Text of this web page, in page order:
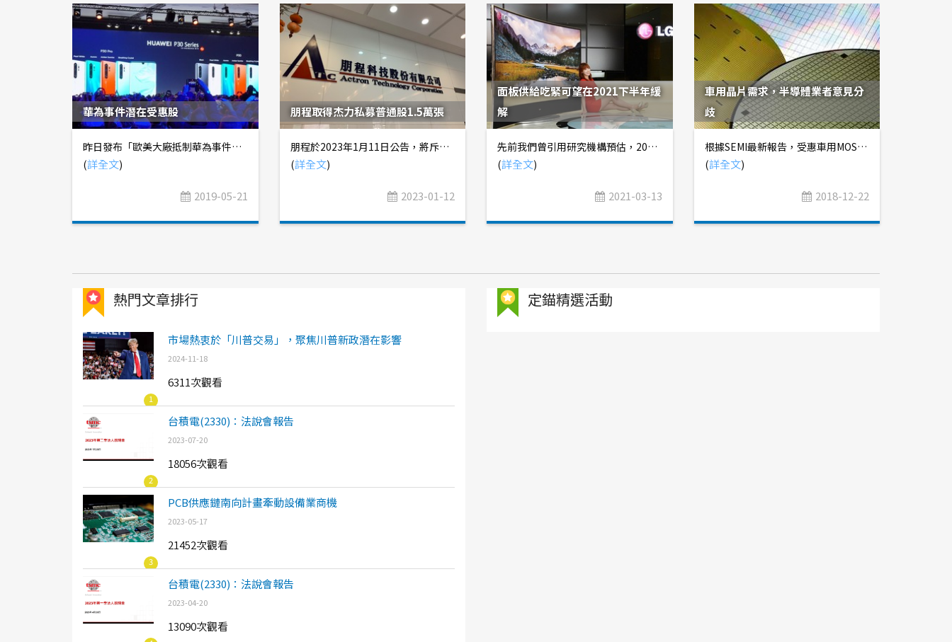
華為事件潛在受惠股
昨日發布「歐美大廠抵制華為事件評估」，獲得許多FB粉絲團、LINE群轉發，許多讀者私訊我們，表示對定錨的專業分析感到驚豔。今日我們來更深一層思考，若歐美大廠抵制華為，華為勢必要尋找備援方案，有沒有潛在受惠者？ 一、射頻元件 正如我們昨日在報告內提及，華為光通訊、無線基地台事業受創最深，很難找到備援方案，但在智慧型手機事業，只要能克服軟體、射頻元件、晶圓代工三大關鍵問題，仍有機會能站穩市佔率。 由於華為在中國境內銷售的手機，原本就不能使用Google的服務，既有的Android系統是採買斷模式也不受影響，而無法使用最新版Android系統，對消費者而言並不是什麼嚴重的問題。另一方面，晶圓代工領導廠商台積電也表示將繼續提供華為服務，雖然不排除未來受到美國政府壓力而轉向，但目前為止還不是問題。 因此，就目前已知資訊來看，最困難的問題可能是在射頻元件，但事實上，這也不是完全找不到備援方案。 LTE前端射頻模組(RF-FEM)主要包括PA、Switch、LNA三大模塊，台系IC設計業者立積擁有LTE Switch、LNA設計能力，聯發科旗下絡達擁有LTE PA設計能力，很可能會是本次抵制華為事件的潛在受惠者。當然，潛在受惠者的定義，是「有機會」、「沒把握」，在實際接到訂單以前，都只是想像空間。 立積是一家以Wi-Fi RF-FEM為核心產品的公司，同時也是華為Wi-Fi RF-FEM的供應商，公司在2015年3月、2016年4月陸續發表LTE Switch、LTE LNA並成功導入量產，2017年LTE LNA正式切入華為供應鏈，2018年LTE Switch以價格策略搶下華為訂單。若未來三大射頻元件廠商Skyworks、Qorvo、Broadcom都停止向華為供貨，海思在短期內也尚未掌握射頻元件設計能力，立積是華為唯一的選擇。 二、智慧型手機處理器 目前華為旗艦機種都是採用自家海思設計的麒麟系列處理器，中高階機種採用Qualcomm Snapdragon 700系列處理器，低階機種採用聯發科Helio P系列處理器，若Qualcomm停止向華為供貨，則聯發科的晶片有機會取得部份中高階機種的訂單。然而，雖然聯發科在5G前端射頻模組投入不少資源，但還是沒有較具競爭力的產品，這方面可能幫不上忙。 此外，ARM宣布加入抵制行列，儘管現有的處理器架構授權都是採買斷的方式，不會受到影響，但未來華為處理器架構升級會是很大的問題。要解決這個困境有兩種方式，一種是改變IP授權來源，另一種是向沒有被ARM禁止授權的公司購買處理器，前者是晶心科，後者是聯發科。 三、Wi-Fi基頻 目前華為手機Wi-Fi基頻晶片大多採用Broadcom的解決方案，但Broadcom已宣布加入抵制行列，未來華為可以轉向聯發科(旗下雷凌)、瑞昱購買Wi-Fi基頻晶片，其中聯發科的產品效能表現優於瑞昱。此外，Wi-Fi基頻晶片也需要RF-FEM搭配，由於Skyworks、Qorvo、Broadcom可能都會停止供貨，又回到第一段提到的立積。 四、濾波器 在高頻BAW濾波器，幾乎由Broadcom、Qorvo壟斷市場，很難找到備援方案；但中低頻SAW濾波器，台系石英元件廠台嘉碩在2016年入股韓國Sawnics公司，本身就是華為SAW濾波器供應商之一，若Skyworks、TDK......等業者停止向華為供貨，Sawnics必然是華為會考慮的選項之一。 然而，雖然台嘉碩過去曾量產過BAW濾波器，為客戶代工，但BAW濾波器的製程難度遠高於SAW濾波器，目前該產線已停止運作，因此對於5G手機所需BAW濾波器，台嘉碩目前暫無製造能力。 各位讀者要留意的是，這些潛在受惠者，在國際市場上的競爭之所以落後競爭對手，意味著他們的產品競爭力較為不足，只是在華為無法向國際大廠拿到料源的情況下，「有機會」被納入考量的潛在名單，並不表示華為一定會向這些廠商下單。此外，立積、台嘉碩的營運近況並不好，雖然市場近期可能會炒作轉單題材，但如果要買進，還是要多留意投資風險。 另外，要留意市場傳言聯發科將停止向華為供應晶片(參考新聞)，若此事為真，則前述分析關於聯發科的部份都會無法實現。
(詳全文)
2019-05-21
朋程取得杰力私募普通股1.5萬張
朋程於2023年1月11日公告，將斥資14.92億元，以每股99.45元，認購杰力私募普通股1.5萬張，持股比例達29.49%，超越華碩，成為最大股東。 朋程目前主力產品為燃油車發電機整流二極體(STD)，近年因燃油車碳排法規漸趨嚴格，公司也開發出能源轉換效率更好的高效能二極體(LLD)、超高效能二極體(ULLD)，目前STD全球市佔率約60%，LLD、ULLD全球市佔率約70~80%，預估2022年STD、LLD、ULLD出貨量分別達2.1~2.2億顆、6,500萬顆、150萬顆，2023年出貨量將分別達1.9~2.0億顆、7,500萬顆、380萬顆。 【圖一】朋程產品別營收結構 然而，近年全球電動車市場蓬勃發展，持續侵蝕燃油車市場，朋程也積極投入研發，推出48V MOSFET模組、IGBT模組、碳化矽功率模組產品，切入電動車市場。 1. 48V MOSFET模組：應用於電動車啟停系統，但2022年出貨量僅約8萬套，營收佔比約5~6%(詳見【圖一】。此外，公司尚未推出具競爭力的MOSFET晶片，只能採用外購晶片，再自行封裝成模組，導致成本結構不佳，毛利率低於公司平均值。 2. IGBT模組：IGBT於2021年9月首次送樣客戶端進行認證，原訂目標2022年底至少一家客戶導入量產，但進度一再遞延，目前生產線已完備，等待客戶進行驗證，預計2023下半年將少量出貨，初期採用外購晶片，且尚未達到規模經濟效益，毛利率將低於公司平均值。 3. 碳化矽功率模組：主要替日系客戶代工，用於工控領域，目前僅少量出貨，預計下一代改款後才會逐步放量。此外，公司也積極爭取碳化矽功率模組切入車用充電樁，預計2023Q2送樣客戶端進行認證，尚未有明確出貨時程，將積極與客戶洽談2025年以後主流規格的產品。 綜合以上資訊，朋程目前切入電動車市場最大的難題，在於過去只有二極體元件的經驗，對於電動車市場採用的MOSFET、IGBT，公司並沒有足夠的技術能力，只能採用外購晶片，導致毛利率不佳。 杰力則是專業MOSFET設計公司，主力產品為消費性MOSFET，用於NB、Motherboard、Server......等領域，近期積極開發40~200V低壓車用MOSFET，目前已推出產品，期盼能取得車廠認證，切入供應鏈。然而，車廠認證往往需要很長一段時間，尤其是完全沒有出貨實績的廠商，就算取得認證，初期也只會分配到極少量的訂單。 未來雙方合作後，可望提升朋程在MOSFET產品的競爭力，加快導入自製晶片的時程，而杰力也可透過朋程與車廠長期經營的關係，縮短認證期，切入車用供應鏈。
(詳全文)
2023-01-12
面板供給吃緊可望在2021下半年緩
解
先前我們曾引用研究機構預估，2020Q3面板報價上漲30~40%，2020Q4持續上漲10~15%，2021Q1持平至微幅上漲(詳見2020年6月29日發佈「大尺寸面板報價止跌，TV去庫存近尾聲」)；但實際上，面板報價走勢比預期中更強勁，以55吋TV面板為例，2020Q4漲幅達17.4%，2021Q1至今為止漲幅已達12.6%(詳見【圖一】)，且預計2021Q2將維持漲價趨勢，同時Monitor、NB面板也持續漲價(詳見【圖二】、【圖三】)。 【圖一】55吋TV面板報價走勢 【圖二】23.6吋Monitor面板報價走勢 【圖三】14吋Monitor面板報價走勢 原先認為，韓系業者退出市場，導致面板供需結構獲得改善，將帶動報價上漲；實際上，看到面板報價漲勢凶猛，韓系業者不斷延後退場時間表(參考新聞)，卻沒有影響面板報價持續上漲的趨勢，主要原因是關鍵零組件缺料、交期一再延長，尤其是玻璃基板、偏光板、顯示驅動晶片(DDI)，導致面板業者出貨量受到限制，限縮供給面。因此，定錨認為，這波面板報價上漲的循環，須觀察關鍵零組件的缺料問題，來判斷趨勢何時會結束。 2020年底以來，全球前三大玻璃基板供應商 ── 康寧(Corning)、日本電氣硝子(NEG)、日本旭硝子(AGC)陸續傳出設備故障、停電熔爐、爆炸......等意外，需要3~6個月時間檢修復工，嚴重影響2021上半年玻璃基板的供給。然研調機構預估，隨著玻璃基板供應商產能逐漸恢復正常，最快在2021下半年，玻璃基板供給吃緊的情況可望獲得緩解。 【圖四】全球玻璃基板供需結構預估 偏光板市場過去由日、韓業者主導，前三大供應商分別是LG Chemical、日東(Nitto)、住友(Sumitomo)，台系明基材、誠美材緊追在後。2020年陸資杉杉集團向LG Chemical收購旗下偏光板事業，躍居全球龍頭，且誠美材在前次昆山廠增資案中失利，正式失去主導權，偏光板市場結構轉變，陸系業者合計市佔率突破40%。受到杉杉集團與LG Chemical的交易案影響，LG Chemical的擴產計畫一再遞延，導致2021年全球偏光板供給端幾乎沒有新增產能，但2021下半年陸商盛波光電新產能即將投產，且杉杉集團完成收購後，也有意將處於停產狀態的韓國廠產能搬往中國境內恢復生產，可望緩解供給吃緊的問題。 目前看起來，供給問題較難解決的還是在顯示驅動晶片，除了聯詠、天鈺有集團產能支援以外，其餘業者都很難獲得充足的產能供應，甚至因晶圓代工業者配合政府政策優先供應車用晶片客戶，原本已經非常吃緊的產能又被砍單。值得留意的是，力晶集團旗下的晶合集成蘇州新廠投產時間遞延至2021Q2，經過1~2個季度的產能爬坡(ramp up)階段，預期2021Q4進入穩定量產，屆時有可能緩解顯示驅動晶片產能吃緊的問題。 總結來說，定錨認為，面板報價在2021Q2將延續漲勢，幅度達10~15%；2021Q3漲勢可能會稍微趨緩，幅度達single-digit；2021Q4能否持續漲價，或是面臨景氣反轉，須觀察顯示驅動晶片的供給狀況，以及面板廠本身的庫存水位。 2021/5/24更新 Witsview公告2021年5月面板報價，TV面板平均漲幅約2.2~4.8%，Monitor面板平均漲幅約3.3~6.5%，NB面板平均漲幅約5.2~7.1%。定錨預估，2021Q2平均漲幅從10~15%上修至15~20%，反映2021年4、5月報價漲幅優於預期。 近期康寧位於武漢的G10.5玻璃基板廠已完工，就近供應京東方G10.5面板廠所需，而位於廣州的玻璃基板新廠也可望在2021年9月開始投產，就近供應夏普(Sharp)廣州廠所需，玻璃基板缺料情況可望大幅改善。儘管顯示驅動晶片(DDI)供給仍舊吃緊，但2021下半年可望獲得初步緩解，有利面板廠在2021下半年出貨量提升。 中國面板廠雖沒有繼續建造新廠房，但仍在既有廠房中擴充產線(參考新聞)，這些新增產能佔全球面板總產能約11%，將在2021下半年開始陸續開出，並在2022~2023年達到擴產高峰。 先前在本篇報告中提到，2021下半年面板報價有可能反轉，這項觀點至今沒有改變，且2022年報價持續下跌的機率較高。台系面板廠友達、群創，在2021Q2~Q3業績將維持高檔，但2021Q4業績有可能價跌、量增，2022年業績有衰退風險。 2021/6/8更新 Witsview公告2021年6月上旬面板報價，32吋、43吋TV面板報價相較2021年5月下旬持平，其餘尺寸報價漲幅也有趨緩跡象(參考新聞)。定錨研究團隊於2021年3月13日首次發佈本篇報告時，指出面板報價在2021Q2維持漲勢，2021Q3漲幅收斂至single-digit，且2021Q4景氣不明朗，目前為止，面板報價的趨勢與我們的觀點大致相符。 由於歐美即將解封，不利TV需求，「遠端工作/學習」對Commercial NB、Chromebook的需求刺激也已到頂點，且2021下半年開始陸系面板廠新產能陸續開出，顯示驅動晶片(DDI)也可望在2021下半年獲得更多的產能，不利面板供需結構，故我們對面板產業景氣維持較保守的看法。 但面板廠上半年獲利非常亮眼，就算面板報價在2021Q4開始反轉下跌，目前的報價也是遠高於2016~2020年的區間，不會立即陷入虧損，股價可能還是會有一定的支撐力道。然而，法人通常不喜歡前景不佳的產業，對於獲利有衰退疑慮的公司，不會給予太積極的評價，因此不論用本益比或股價淨值比評價，都要多加斟酌。
(詳全文)
2021-03-13
車用晶片需求，半導體業者意見分
歧
根據SEMI最新報告，受惠車用MOSFET、IGBT需求暢旺，以及第三代半導體材料氮化鎵(GaN)、碳化矽(SiC)即將成為未來主流，預估2017~2022年，全球將興建16座功率及化合物半導體晶圓廠，每月投片量增加120萬片8吋約當晶圓(詳見【圖一】)。此外，英飛凌(Infenion)、恩智浦(NXP)......等IDM業者，在產能吃緊的情況下，為提高廠房使用效率，將會把晶圓薄化製程大量委外代工，帶給相關供應鏈成長契機。 【圖一】全球八吋晶圓廠產能 繼台積電宣布睽違15年再度擴增8吋產能後(詳見「台積電擴建八吋廠，瞄準車用市場商機」獨家產業報告)，聯電、世界先進、中芯也相繼公布2019年資本支出計畫，且不約而同將8吋廠列為擴產重點項目之一。 聯電董事會近期通過資本預算執行案，將投資274億元，擴增蘇州和艦8吋產能1~2萬片，以及台灣8吋產能去瓶頸，並擴增廈門聯芯12吋產能，從1.7萬片提高至2.5萬片。 世界先進規劃2019年投入資本支出36~38億元，較2018年資本支出21億元大幅增加，公司預計擴增月產能2.5~3.0萬片，佔目前月產能20.6萬片的12~15%，並在2019年中旬正式量產GaN-on-SiC。 相對於晶圓代工業者樂觀看待車用、功率元件市場需求，積極擴增8吋產能，封測廠則是態度保守，例如主要承接車用、通訊MCU訂單的欣銓，近期在法說會上表示，因半導體庫存水位偏高，導致2018Q3以來訂單能見度不佳，且中美貿易戰也影響客戶下單信心，根據晶圓代工客戶產能調整狀況判斷，預期半導體產業景氣最快要到2019Q2才有機會回溫，車用MCU在連續兩年成長後，在2019年將出現小幅修正，故2019年資本支出將從30億元下修至16~17億元，顯示經營層對明年景氣持保守看法。 而在前述提及的晶圓薄化製程，國內相關企業包括茂矽、精材、宜特、頎邦、昇陽半導體......等，各家廠商近況如下： 1. 茂矽：以6吋製程為主，2018年產線剛建置完畢，進行風險性試產，規模不大。 2. 精材：以8吋製程為主，產品主要是CMOS Sensor，少部份MOSFET是承接台積電訂單，月產能約1~2萬片。 3. 宜特：以8吋製程為主，2018年正式投產，主要客戶為世界先進，月產能約2~3萬片，經營策略朝向整合後段製程一站式服務。目前良率有待改善，且擴產幅度過大，初期產能利用率偏低的情況下，恐難以攤平折舊費用。 4. 頎邦：以8吋製程為主，供應自家使用，部份訂單會委外昇陽半導體。 5. 昇陽半導體：以8吋製程為主，產品主要是MOSFET，客戶主要是歐美IDM廠商，月產能約8萬片，居國內最大，2019年將受惠Infenion、NXP持續擴大委外訂單量，營收可望維持double-digit成長幅度。 然而，台系晶圓薄化業者的訂單，主要是國際IDM大廠釋出的低階訂單，這些訂單的製程難度相對於晶圓製程來說並不高。雖然我們看好8吋晶圓代工產能吃緊，以及車用、功率元件需求強勁，有助台系晶圓薄化業者營收持續成長，但對於製程難度低、技術護城河不深的產業，在評價上我們會抱持較謹慎的態度。
(詳全文)
2018-12-22
熱門文章排行
1
市場熱衷於「川普交易」，聚焦川普新政潛在影響
2024-11-18
6311次觀看
2
台積電(2330)：法說會報告
2023-07-20
18056次觀看
3
PCB供應鏈南向計畫牽動設備業商機
2023-05-17
21452次觀看
台積電(2330)：法說會報告
2023-04-20
13090次觀看
定錨精選活動